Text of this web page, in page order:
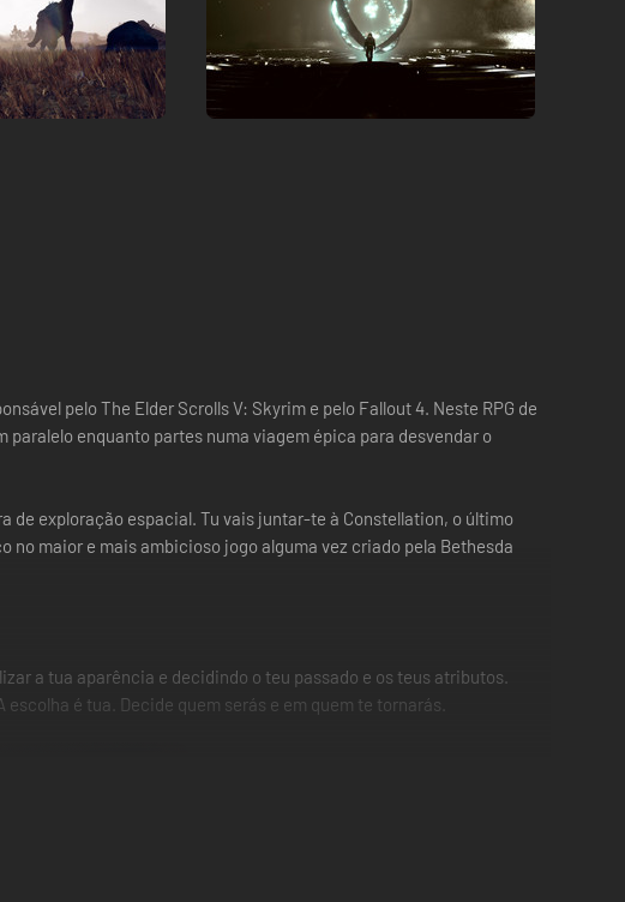
pelo The Elder Scrolls V: Skyrim e pelo Fallout 4. Neste RPG de
enquanto partes numa viagem épica para desvendar o
de exploração espacial. Tu vais juntar-te à Constellation, o último
maior e mais ambicioso jogo alguma vez criado pela Bethesda
a tua aparência e decidindo o teu passado e os teus atributos.
é tua. Decide quem serás e em quem te tornarás.